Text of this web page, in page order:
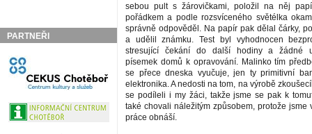
PARTNEŘI
sebou pult s žárovičkami, položil na něj
pořádkem a podle rozsvíceného světélka
správně odpověděl. Na papír pak dělal čárky,
a udělil známku. Test byl vyhodnocen
stresující čekání do další hodiny a žádné
písemek domů k opravování. Malinko tím
se přece dneska vyučuje, jen ty primitivní
elektronika. A nedosti na tom, na výrobě
se podíleli i my žáci, takže jsme se pak k
také chovali náležitým způsobem, protože jsme
práce obnáší.